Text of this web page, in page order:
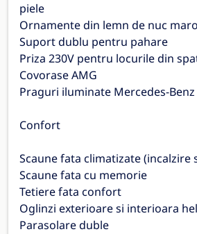
piele
Ornamente din lemn de nuc
Suport dublu pentru pahare
Priza 230V pentru locurile din
Covorase AMG
Praguri iluminate Mercedes-Benz
Confort
Scaune fata climatizate (incalzire
Scaune fata cu memorie
Tetiere fata confort
Oglinzi exterioare si interioara
Parasolare duble